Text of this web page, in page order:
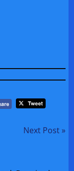
Next Post »